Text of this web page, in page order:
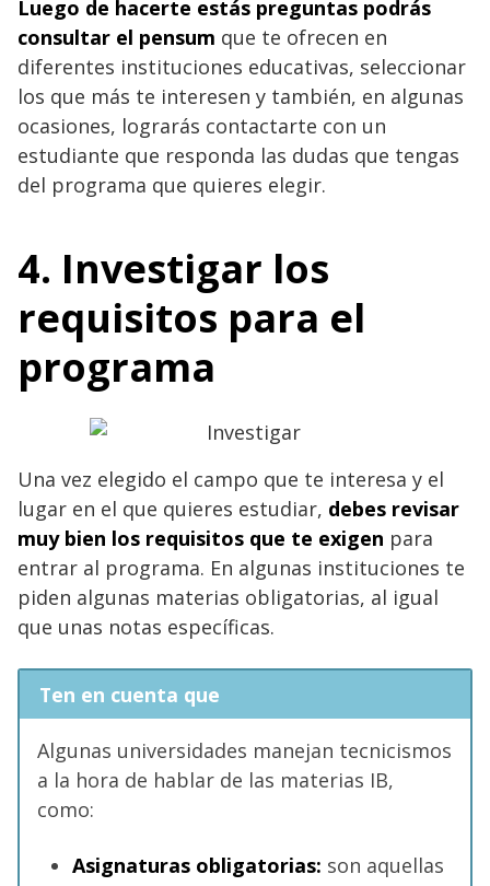
Luego de hacerte estás preguntas podrás
consultar el pensum que te ofrecen en
diferentes instituciones educativas, seleccionar
los que más te interesen y también, en algunas
ocasiones, lograrás contactarte con un
estudiante que responda las dudas que tengas
del programa que quieres elegir.
4. Investigar los
requisitos para el
programa
Una vez elegido el campo que te interesa y el
lugar en el que quieres estudiar, debes revisar
muy bien los requisitos que te exigen para
entrar al programa. En algunas instituciones te
piden algunas materias obligatorias, al igual
que unas notas específicas.
Ten en cuenta que
Algunas universidades manejan tecnicismos
a la hora de hablar de las materias IB,
como:
Asignaturas obligatorias: son aquellas